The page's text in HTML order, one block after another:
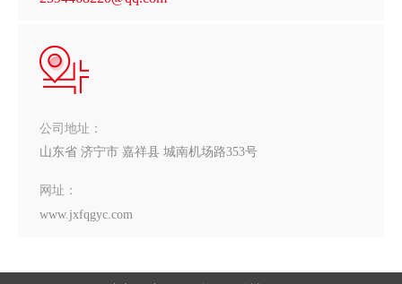
公司地址：
山东省 济宁市 嘉祥县 城南机场路353号
网址：
www.jxfqgyc.com